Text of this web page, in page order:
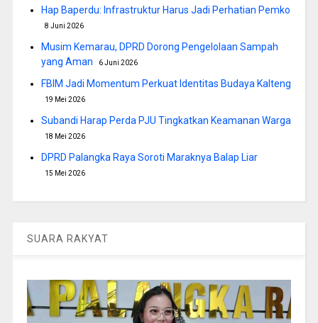
Hap Baperdu: Infrastruktur Harus Jadi Perhatian Pemko
8 Juni 2026
Musim Kemarau, DPRD Dorong Pengelolaan Sampah
yang Aman
6 Juni 2026
FBIM Jadi Momentum Perkuat Identitas Budaya Kalteng
19 Mei 2026
Subandi Harap Perda PJU Tingkatkan Keamanan Warga
18 Mei 2026
DPRD Palangka Raya Soroti Maraknya Balap Liar
15 Mei 2026
SUARA RAKYAT